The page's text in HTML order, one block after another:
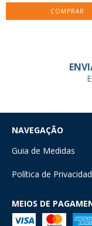
COMPRAR
NAVEGAÇÃO
Guia de Medidas
Política de
MEIOS DE